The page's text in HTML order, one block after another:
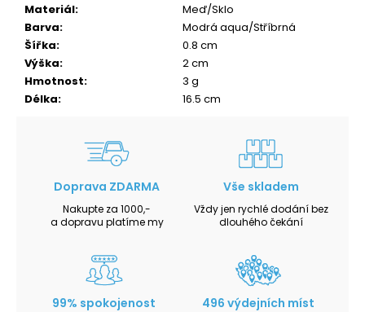
Materiál:
Meď/Sklo
Barva:
Modrá aqua/Stříbrná
Šířka:
0.8 cm
Výška:
2 cm
Hmotnost:
3 g
Délka: 16.5 cm
Doprava ZDARMA
Nakupte za 1000,-
a dopravu platíme my
Vše skladem
Vždy jen rychlé dodání bez
dlouhého čekání
99% spokojenost 496 výdejních míst